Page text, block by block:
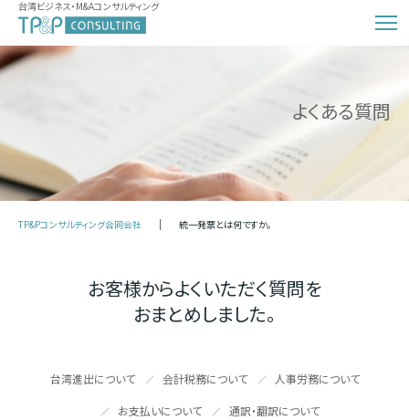
台湾ビジネス・M&Aコンサルティング
よくある質問
TP&Pコンサルティング合同会社 統一発票とは何ですか。
お客様からよくいただく質問を
おまとめしました。
台湾進出について 会計税務について 人事労務について
お支払いについて 通訳・翻訳について